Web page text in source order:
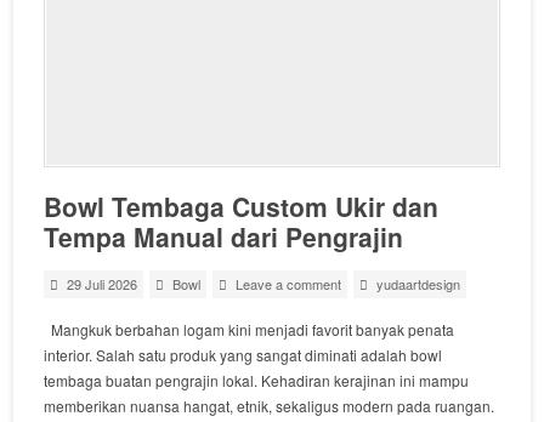
Bowl Tembaga Custom Ukir dan
Tempa Manual dari Pengrajin
29 Juli 2026 Bowl Leave a comment yudaartdesign
Mangkuk berbahan logam kini menjadi favorit banyak penata
interior. Salah satu produk yang sangat diminati adalah bowl
tembaga buatan pengrajin lokal. Kehadiran kerajinan ini mampu
memberikan nuansa hangat, etnik, sekaligus modern pada ruangan.